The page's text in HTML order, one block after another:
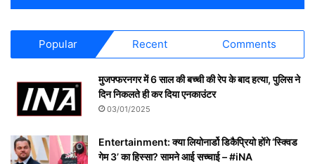
Popular Recent Comments
मुजफ्फरनगर में 6 साल की बच्ची की रेप के बाद हत्या, पुलिस ने
दिन निकलते ही कर दिया एनकाउंटर
03/01/2025
Entertainment: क्या लियोनार्डो डिकैप्रियो होंगे ‘स्क्विड
गेम 3’ का हिस्सा? सामने आई सच्चाई – #iNA